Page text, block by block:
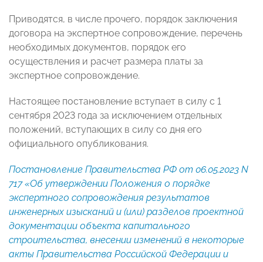
Приводятся, в числе прочего, порядок заключения
договора на экспертное сопровождение, перечень
необходимых документов, порядок его
осуществления и расчет размера платы за
экспертное сопровождение.
Настоящее постановление вступает в силу с 1
сентября 2023 года за исключением отдельных
положений, вступающих в силу со дня его
официального опубликования.
Постановление Правительства РФ от 06.05.2023 N
717 «Об утверждении Положения о порядке
экспертного сопровождения результатов
инженерных изысканий и (или) разделов проектной
документации объекта капитального
строительства, внесении изменений в некоторые
акты Правительства Российской Федерации и